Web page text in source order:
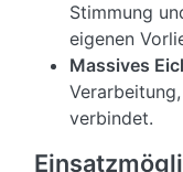
Stimmung
eigenen
Massives
verbindet.